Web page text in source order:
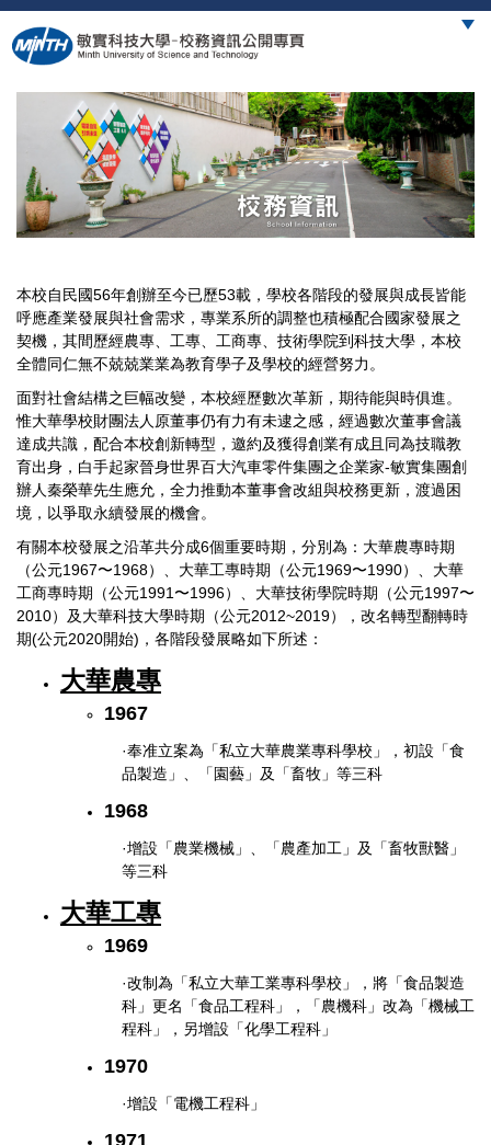
跳
到
主
本校自民國56年創辦至今已歷53載，學校各階段的發展與成長皆能
呼應產業發展與社會需求，專業系所的調整也積極配合國家發展之
契機，其間歷經農專、工專、工商專、技術學院到科技大學，本校
全體同仁無不兢兢業業為教育學子及學校的經營努力。
面對社會結構之巨幅改變，本校經歷數次革新，期待能與時俱進。
惟大華學校財團法人原董事仍有力有未逮之感，經過數次董事會議
達成共識，配合本校創新轉型，邀約及獲得創業有成且同為技職教
育出身，白手起家晉身世界百大汽車零件集團之企業家-敏實集團創
辦人秦榮華先生應允，全力推動本董事會改組與校務更新，渡過困
境，以爭取永續發展的機會。
有關本校發展之沿革共分成6個重要時期，分別為：大華農專時期
（公元1967〜1968）、大華工專時期（公元1969〜1990）、大華
工商專時期（公元1991〜1996）、大華技術學院時期（公元1997〜
2010）及大華科技大學時期（公元2012~2019），改名轉型翻轉時
期(公元2020開始)，各階段發展略如下所述：
大華農專
1967
·奉准立案為「私立大華農業專科學校」，初設「食
品製造」、「園藝」及「畜牧」等三科
1968
·增設「農業機械」、「農產加工」及「畜牧獸醫」
等三科
大華工專
1969
·改制為「私立大華工業專科學校」，將「食品製造
科」更名「食品工程科」，「農機科」改為「機械工
程科」，另增設「化學工程科」
1970
·增設「電機工程科」
1971